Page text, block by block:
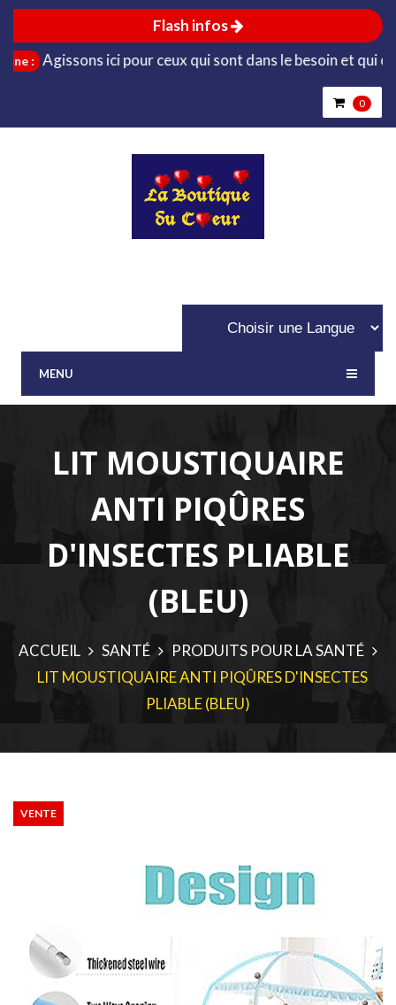
Flash infos
Agissons ici pour ceux qui sont dans le besoin et qui ont
0
MENU
LIT MOUSTIQUAIRE
ANTI PIQÛRES
D'INSECTES PLIABLE
(BLEU)
ACCUEIL SANTÉ
PRODUITS POUR LA SANTÉ
LIT MOUSTIQUAIRE ANTI PIQÛRES D'INSECTES
PLIABLE (BLEU)
VENTE